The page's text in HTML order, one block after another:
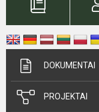
DOKUMENTAI
PROJEKTAI